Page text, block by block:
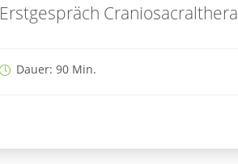
Erstgespräch
Dauer: 90 Min.